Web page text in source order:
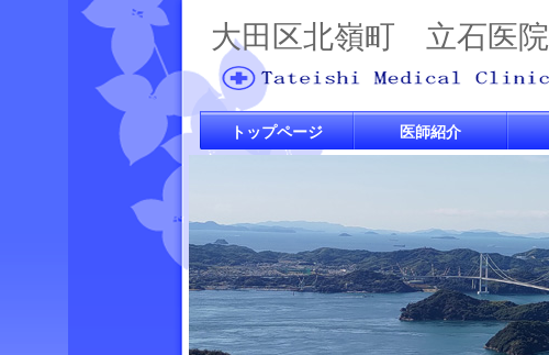
大田区北嶺町 立石医院
トップページ 医師紹介